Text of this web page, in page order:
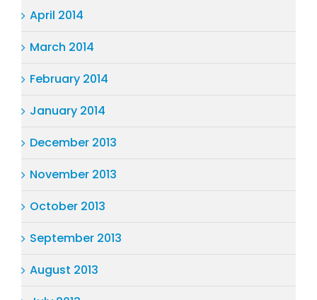
April 2014
March 2014
February 2014
January 2014
December 2013
November 2013
October 2013
September 2013
August 2013